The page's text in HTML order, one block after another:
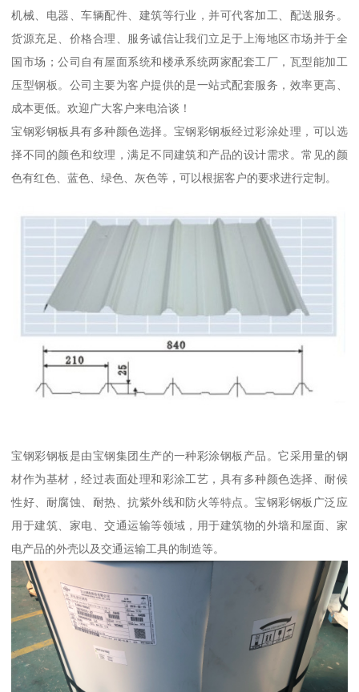
机械、电器、车辆配件、建筑等行业，并可代客加工、配送服务。
货源充足、价格合理、服务诚信让我们立足于上海地区市场并于全
国市场；公司自有屋面系统和楼承系统两家配套工厂，瓦型能加工
压型钢板。公司主要为客户提供的是一站式配套服务，效率更高、
成本更低。欢迎广大客户来电洽谈！
宝钢彩钢板具有多种颜色选择。宝钢彩钢板经过彩涂处理，可以选
择不同的颜色和纹理，满足不同建筑和产品的设计需求。常见的颜
色有红色、蓝色、绿色、灰色等，可以根据客户的要求进行定制。
宝钢彩钢板是由宝钢集团生产的一种彩涂钢板产品。它采用量的钢
材作为基材，经过表面处理和彩涂工艺，具有多种颜色选择、耐候
性好、耐腐蚀、耐热、抗紫外线和防火等特点。宝钢彩钢板广泛应
用于建筑、家电、交通运输等领域，用于建筑物的外墙和屋面、家
电产品的外壳以及交通运输工具的制造等。